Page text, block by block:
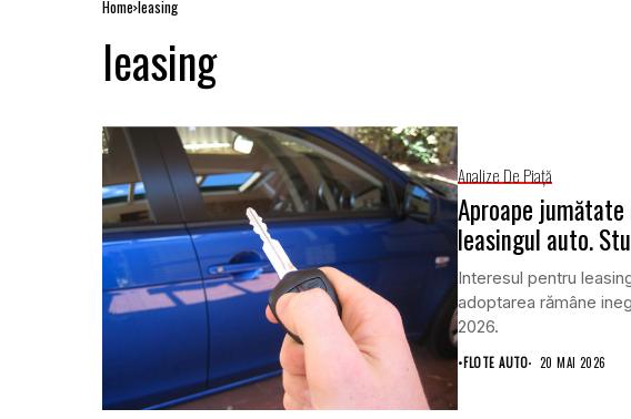
Home leasing
leasing
Analize De Piață
Aproape
leasingul auto.
Interesul pentru
adoptarea rămâne
2026.
•FLOTE AUTO 20 MAI 2026